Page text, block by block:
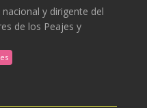
y dirigente del
de los Peajes y